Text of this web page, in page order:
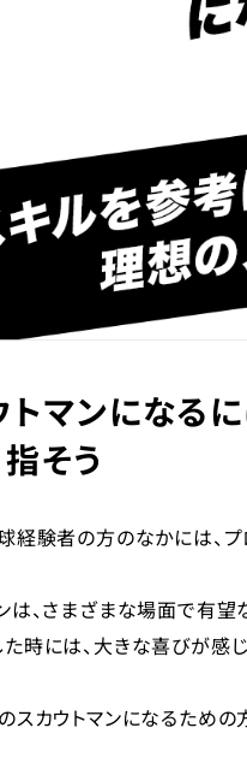
マンになる
そう
経験者の方のなかには、プ
は、さまざまな場面で有
時には、大きな喜びが感じ
スカウトマンになるため